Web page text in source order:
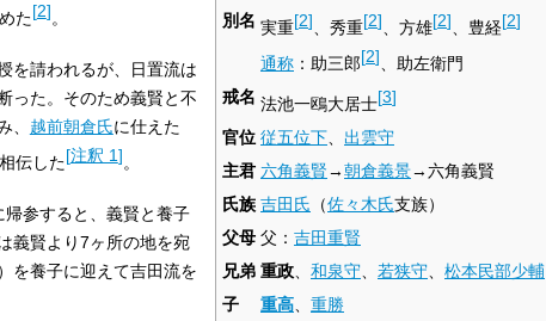
別名 実重[2] 、秀重[2] 、方雄[2] 、豊経[2]
通称 ：助三郎[2] 、助左衛門
戒名 法池一鴎大居士[3]
官位 従五位下、 出雲守
主君 六角義賢→朝倉義景→六角義賢
氏族 吉田氏 （佐々木氏支族）
父母 父： 吉田重賢
兄弟 重政、 和泉守、 若狭守、 松本民部少輔
子
重高、 重勝
た[2]。
を請われるが、日置流は
った。そのため義賢と不
、 越前朝倉氏に仕えた
伝した[注釈 1]。
参すると、義賢と養子
義賢より7ヶ所の地を宛
を養子に迎えて吉田流を